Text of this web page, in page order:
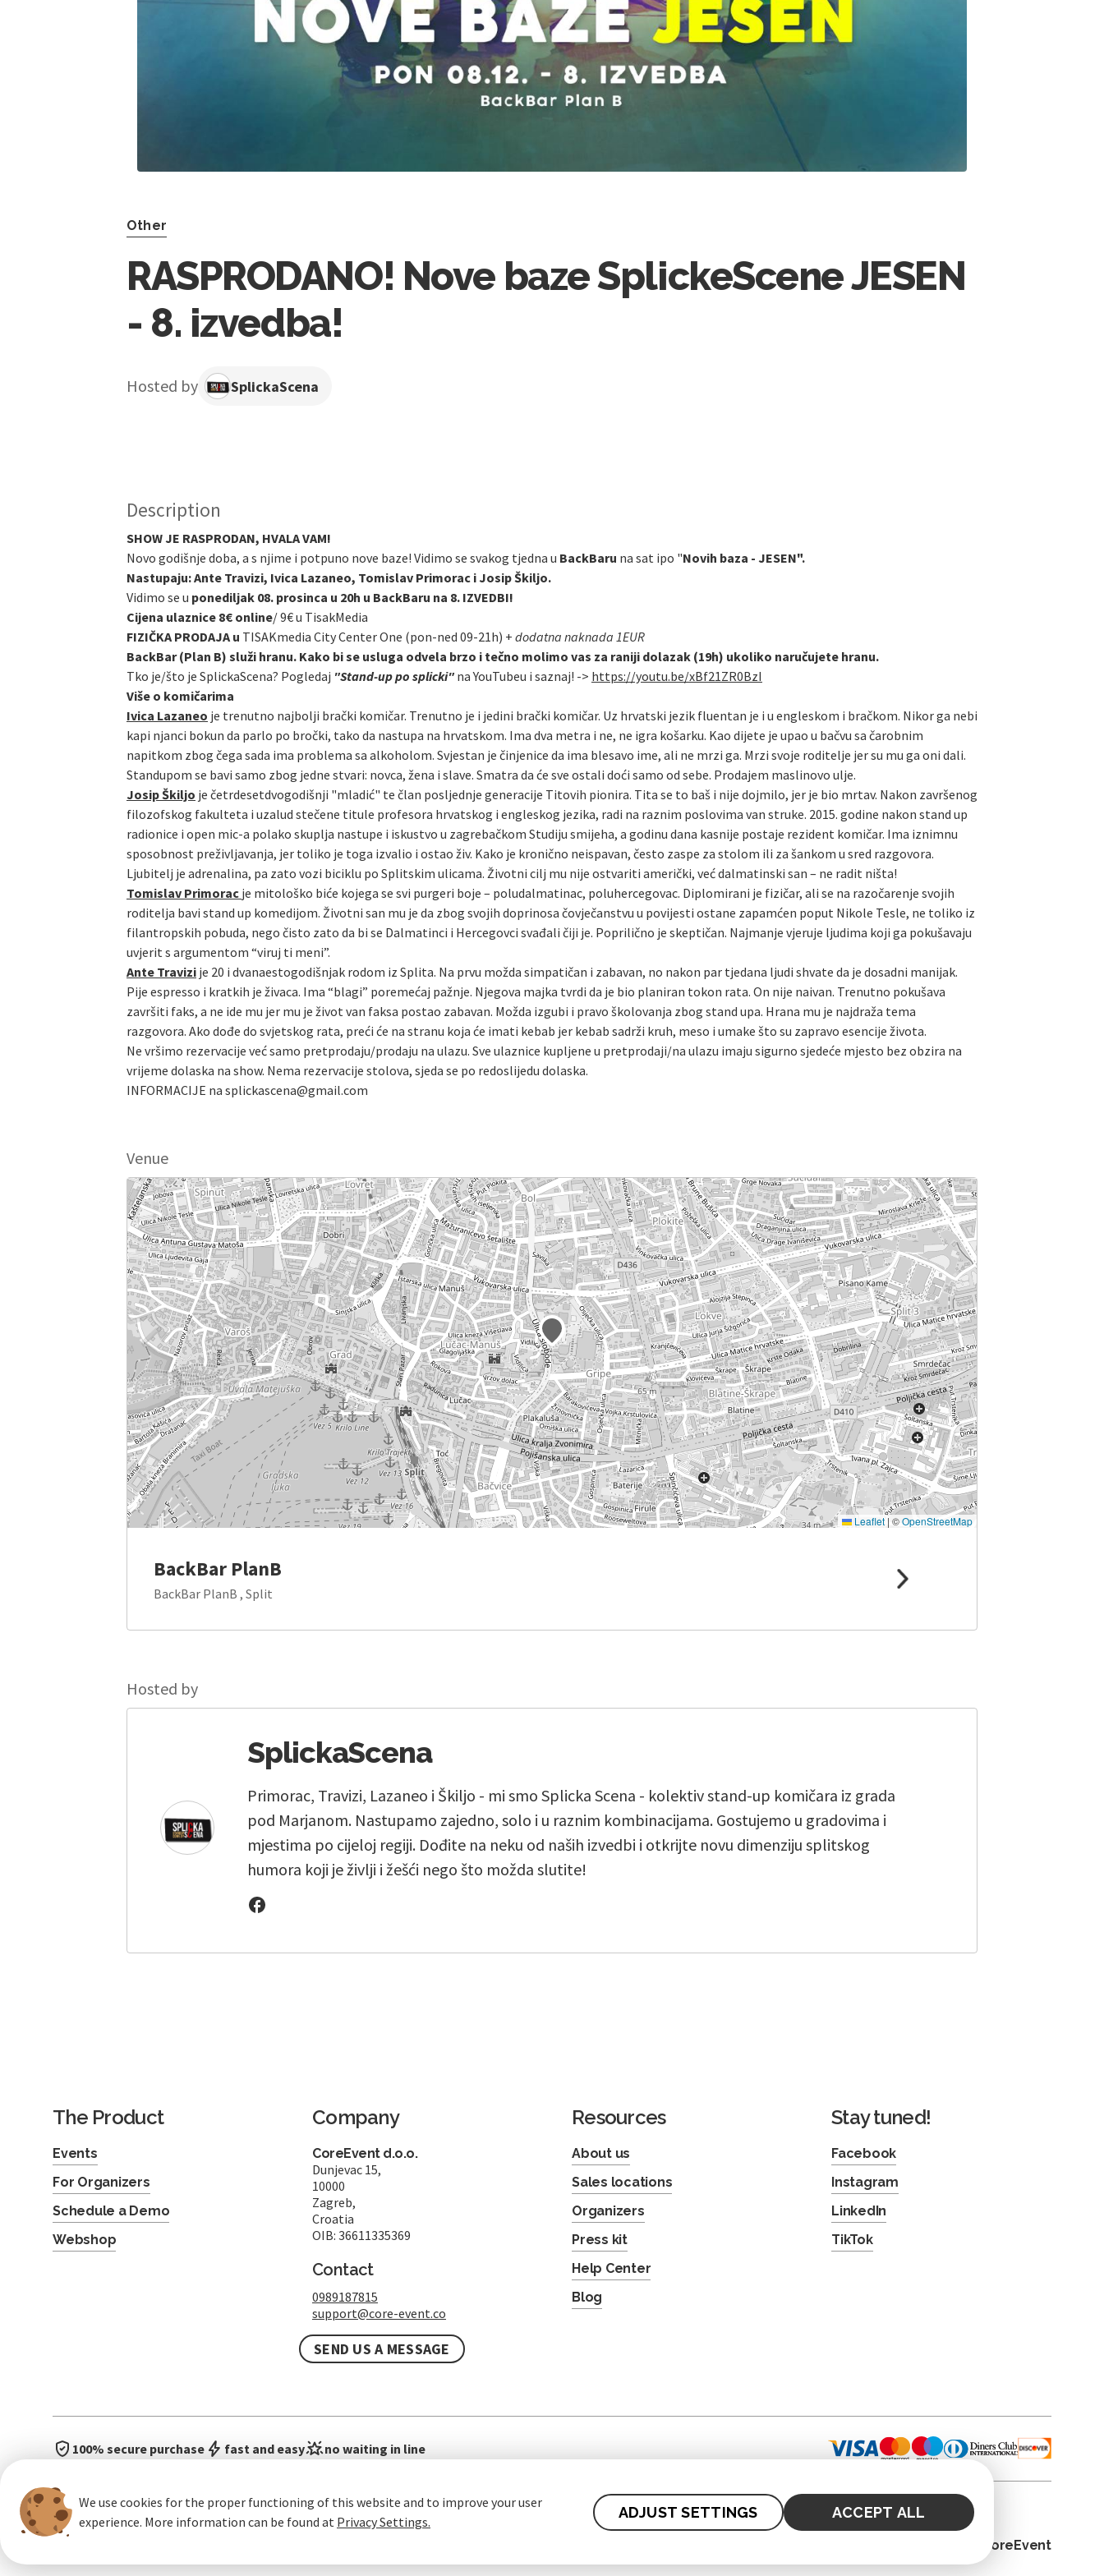
Other
RASPRODANO! Nove baze SplickeScene JESEN
- 8. izvedba!
Hosted by SplickaScena
Description
SHOW JE RASPRODAN, HVALA VAM!
Novo godišnje doba, a s njime i potpuno nove baze! Vidimo se svakog tjedna u BackBaru na sat ipo "Novih baza - JESEN".
Nastupaju: Ante Travizi, Ivica Lazaneo, Tomislav Primorac i Josip Škiljo.
Vidimo se u ponediljak 08. prosinca u 20h u BackBaru na 8. IZVEDBI!
Cijena ulaznice 8€ online/9€ u TisakMedia
FIZIČKA PRODAJA u TISAKmedia City Center One (pon-ned 09-21h) + dodatna naknada 1EUR
BackBar (Plan B) služi hranu. Kako bi se usluga odvela brzo i tečno molimo vas za raniji dolazak (19h) ukoliko naručujete hranu.
Tko je/što je SplickaScena? Pogledaj "Stand-up po splicki" na YouTubeu i saznaj! -> https://youtu.be/xBf21ZR0BzI
Više o komičarima
Ivica Lazaneo je trenutno najbolji brački komičar. Trenutno je i jedini brački komičar. Uz hrvatski jezik fluentan je i u engleskom i bračkom. Nikor ga nebi
kapi njanci bokun da parlo po bročki, tako da nastupa na hrvatskom. Ima dva metra i ne, ne igra košarku. Kao dijete je upao u bačvu sa čarobnim
napitkom zbog čega sada ima problema sa alkoholom. Svjestan je činjenice da ima blesavo ime, ali ne mrzi ga. Mrzi svoje roditelje jer su mu ga oni dali.
Standupom se bavi samo zbog jedne stvari: novca, žena i slave. Smatra da će sve ostali doći samo od sebe. Prodajem maslinovo ulje.
Josip Škiljo je četrdesetdvogodišnji "mladić" te član posljednje generacije Titovih pionira. Tita se to baš i nije dojmilo, jer je bio mrtav. Nakon završenog
filozofskog fakulteta i uzalud stečene titule profesora hrvatskog i engleskog jezika, radi na raznim poslovima van struke. 2015. godine nakon stand up
radionice i open mic-a polako skuplja nastupe i iskustvo u zagrebačkom Studiju smijeha, a godinu dana kasnije postaje rezident komičar. Ima iznimnu
sposobnost preživljavanja, jer toliko je toga izvalio i ostao živ. Kako je kronično neispavan, često zaspe za stolom ili za šankom u sred razgovora.
Ljubitelj je adrenalina, pa zato vozi biciklu po Splitskim ulicama. Životni cilj mu nije ostvariti američki, već dalmatinski san – ne radit ništa!
Tomislav Primorac je mitološko biće kojega se svi purgeri boje – poludalmatinac, poluhercegovac. Diplomirani je fizičar, ali se na razočarenje svojih
roditelja bavi stand up komedijom. Životni san mu je da zbog svojih doprinosa čovječanstvu u povijesti ostane zapamćen poput Nikole Tesle, ne toliko iz
filantropskih pobuda, nego čisto zato da bi se Dalmatinci i Hercegovci svađali čiji je. Poprilično je skeptičan. Najmanje vjeruje ljudima koji ga pokušavaju
uvjerit s argumentom “viruj ti meni”.
Ante Travizi je 20 i dvanaestogodišnjak rodom iz Splita. Na prvu možda simpatičan i zabavan, no nakon par tjedana ljudi shvate da je dosadni manijak.
Pije espresso i kratkih je živaca. Ima “blagi” poremećaj pažnje. Njegova majka tvrdi da je bio planiran tokon rata. On nije naivan. Trenutno pokušava
završiti faks, a ne ide mu jer mu je život van faksa postao zabavan. Možda izgubi i pravo školovanja zbog stand upa. Hrana mu je najdraža tema
razgovora. Ako dođe do svjetskog rata, preći će na stranu koja će imati kebab jer kebab sadrži kruh, meso i umake što su zapravo esencije života.
Ne vršimo rezervacije već samo pretprodaju/prodaju na ulazu. Sve ulaznice kupljene u pretprodaji/na ulazu imaju sigurno sjedeće mjesto bez obzira na
vrijeme dolaska na show. Nema rezervacije stolova, sjeda se po redoslijedu dolaska.
INFORMACIJE na splickascena@gmail.com
Venue
Leaflet | ©OpenStreetMap
BackBar PlanB
BackBar PlanB , Split
Hosted by
SplickaScena
Primorac, Travizi, Lazaneo i Škiljo - mi smo Splicka Scena - kolektiv stand-up komičara iz grada
pod Marjanom. Nastupamo zajedno, solo i u raznim kombinacijama. Gostujemo u gradovima i
mjestima po cijeloj regiji. Dođite na neku od naših izvedbi i otkrijte novu dimenziju splitskog
humora koji je življi i žešći nego što možda slutite!
We use cookies for the proper functioning of this website and to improve your user
experience. More information can be found at Privacy Settings.
ADJUST SETTINGS ACCEPT ALL
The Product
Events
For Organizers
Schedule a Demo
Webshop
Company
CoreEvent d.o.o.
Dunjevac 15,
10000
Zagreb,
Croatia
OIB: 36611335369
Contact
0989187815
support@core-event.co
SEND US A MESSAGE
Resources
About us
Sales locations
Organizers
Press kit
Help Center
Blog
Stay tuned!
Facebook
Instagram
LinkedIn
TikTok
100% secure purchase fast and easy no waiting in line
© 2026. CoreEvent